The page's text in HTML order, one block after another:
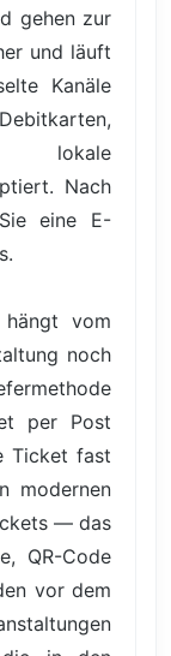
gehen zur
und läuft
Kanäle
lokale
Nach
eine E-
vom
noch
per Post
Ticket fast
modernen
— das
QR-Code
vor dem